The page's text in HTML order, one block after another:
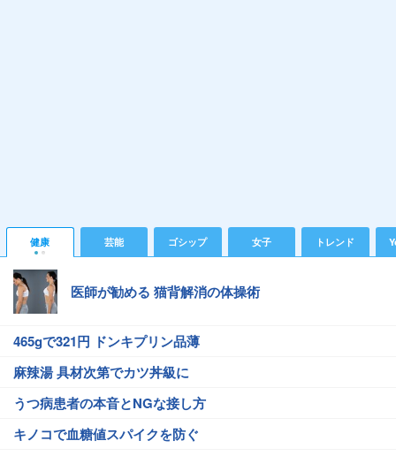
健康 芸能 ゴシップ 女子 トレンド
医師が勧める 猫背解消の体操術
465gで321円 ドンキプリン品薄
麻辣湯 具材次第でカツ丼級に
うつ病患者の本音とNGな接し方
キノコで血糖値スパイクを防ぐ